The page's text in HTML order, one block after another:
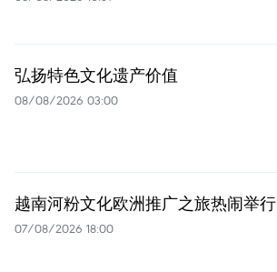
弘扬特色文化遗产价值
08/08/2026 03:00
越南河粉文化欧洲推广之旅热闹举行
07/08/2026 18:00